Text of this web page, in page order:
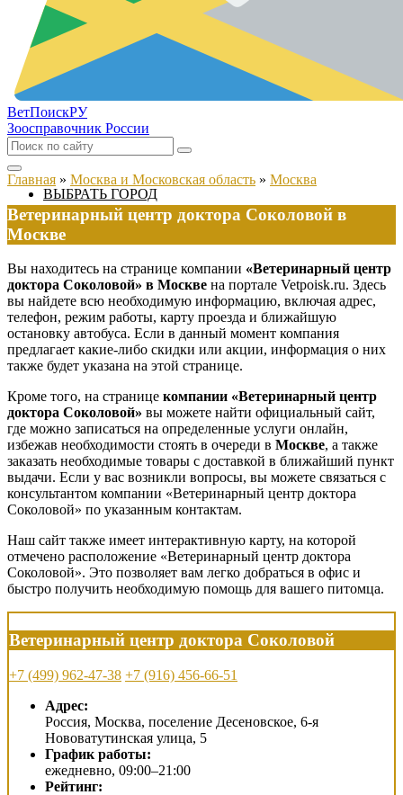
ВетПоискРУ
Зоосправочник России
ВЫБРАТЬ ГОРОД
Главная » Москва и Московская область » Москва
Ветеринарный центр доктора Соколовой в
Москве
Вы находитесь на странице компании «Ветеринарный центр
доктора Соколовой» в Москве на портале Vetpoisk.ru. Здесь
вы найдете всю необходимую информацию, включая адрес,
телефон, режим работы, карту проезда и ближайшую
остановку автобуса. Если в данный момент компания
предлагает какие-либо скидки или акции, информация о них
также будет указана на этой странице.
Кроме того, на странице компании «Ветеринарный центр
доктора Соколовой» вы можете найти официальный сайт,
где можно записаться на определенные услуги онлайн,
избежав необходимости стоять в очереди в Москве, а также
заказать необходимые товары с доставкой в ближайший пункт
выдачи. Если у вас возникли вопросы, вы можете связаться с
консультантом компании «Ветеринарный центр доктора
Соколовой» по указанным контактам.
Наш сайт также имеет интерактивную карту, на которой
отмечено расположение «Ветеринарный центр доктора
Соколовой». Это позволяет вам легко добраться в офис и
быстро получить необходимую помощь для вашего питомца.
Ветеринарный центр доктора Соколовой
+7 (499) 962-47-38 +7 (916) 456-66-51
Адрес:
Россия, Москва, поселение Десеновское, 6-я
Нововатутинская улица, 5
График работы:
ежедневно, 09:00–21:00
Рейтинг: